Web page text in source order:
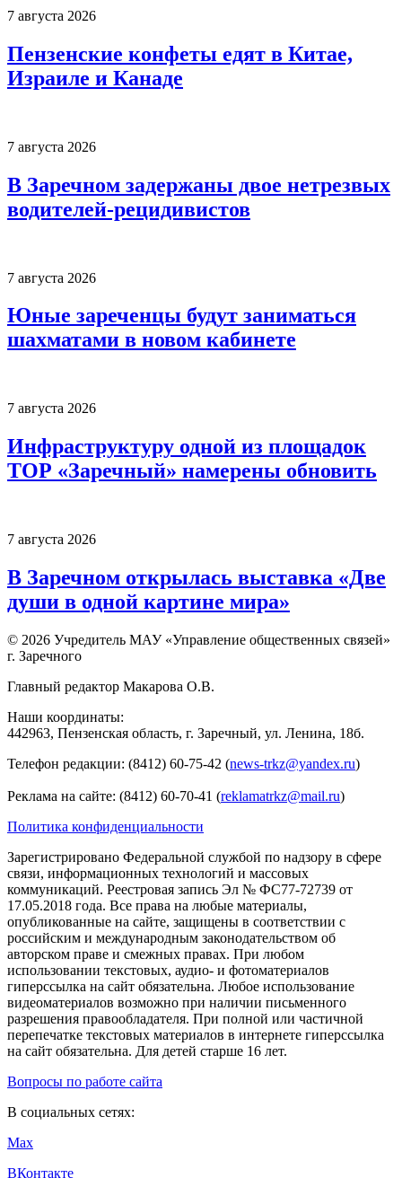
7 августа 2026
Пензенские конфеты едят в Китае,
Израиле и Канаде
7 августа 2026
В Заречном задержаны двое нетрезвых
водителей-рецидивистов
7 августа 2026
Юные зареченцы будут заниматься
шахматами в новом кабинете
7 августа 2026
Инфраструктуру одной из площадок
ТОР «Заречный» намерены обновить
7 августа 2026
В Заречном открылась выставка «Две
души в одной картине мира»
© 2026 Учредитель МАУ «Управление общественных связей»
г. Заречного
Главный редактор Макарова О.В.
Наши координаты:
442963, Пензенская область, г. Заречный, ул. Ленина, 18б.
Телефон редакции: (8412) 60-75-42 (news-trkz@yandex.ru)
Реклама на сайте: (8412) 60-70-41 (reklamatrkz@mail.ru)
Политика конфиденциальности
Зарегистрировано Федеральной службой по надзору в сфере
связи, информационных технологий и массовых
коммуникаций. Реестровая запись Эл № ФС77-72739 от
17.05.2018 года. Все права на любые материалы,
опубликованные на сайте, защищены в соответствии с
российским и международным законодательством об
авторском праве и смежных правах. При любом
использовании текстовых, аудио- и фотоматериалов
гиперссылка на сайт обязательна. Любое использование
видеоматериалов возможно при наличии письменного
разрешения правообладателя. При полной или частичной
перепечатке текстовых материалов в интернете гиперссылка
на сайт обязательна. Для детей старше 16 лет.
Вопросы по работе сайта
В социальных сетях:
Max
ВКонтакте